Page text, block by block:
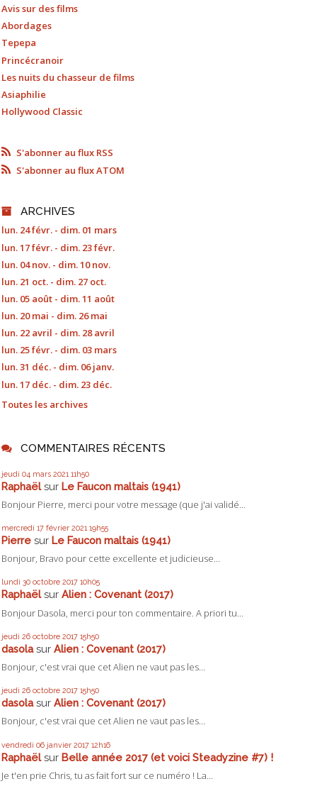
Avis sur des films
Abordages
Tepepa
Princécranoir
Les nuits du chasseur de films
Asiaphilie
Hollywood Classic
S'abonner au flux RSS
S'abonner au flux ATOM
ARCHIVES
lun. 24 févr. - dim. 01 mars
lun. 17 févr. - dim. 23 févr.
lun. 04 nov. - dim. 10 nov.
lun. 21 oct. - dim. 27 oct.
lun. 05 août - dim. 11 août
lun. 20 mai - dim. 26 mai
lun. 22 avril - dim. 28 avril
lun. 25 févr. - dim. 03 mars
lun. 31 déc. - dim. 06 janv.
lun. 17 déc. - dim. 23 déc.
Toutes les archives
COMMENTAIRES RÉCENTS
jeudi 04 mars 2021 11h50
Raphaëlsur Le Faucon maltais (1941)
Bonjour Pierre, merci pour votre message (que j'ai validé...
mercredi 17 février 2021 19h55
Pierre sur Le Faucon maltais (1941)
Bonjour, Bravo pour cette excellente et judicieuse...
lundi 30 octobre 2017 10h05
Raphaëlsur Alien : Covenant (2017)
Bonjour Dasola, merci pour ton commentaire. A priori tu...
jeudi 26 octobre 2017 15h50
dasolasur Alien : Covenant (2017)
Bonjour, c'est vrai que cet Alien ne vaut pas les...
jeudi 26 octobre 2017 15h50
dasolasur Alien : Covenant (2017)
Bonjour, c'est vrai que cet Alien ne vaut pas les...
vendredi 06 janvier 2017 12h16
Raphaëlsur Belle année 2017 (et voici Steadyzine #7) !
Je t'en prie Chris, tu as fait fort sur ce numéro ! La...